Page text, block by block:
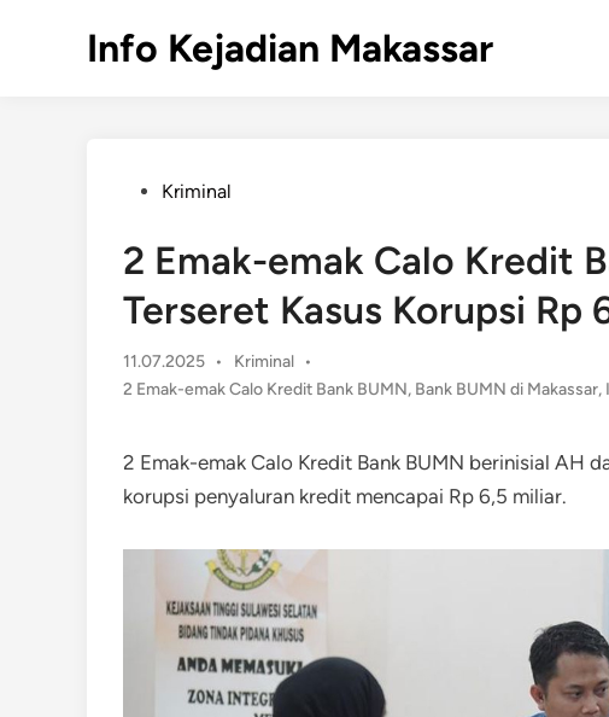
Info Kejadian Makassar
PostedKriminal
2 Emak-emak Calo Kredit
Terseret Kasus Korupsi Rp
11.07.2025 •
Posted
in
Kriminal
•
2 Emak-emak Calo Kredit Bank BUMN, Bank BUMN di Makassar,
2 Emak-emak Calo Kredit Bank BUMN berinisial AH
korupsi penyaluran kredit mencapai Rp 6,5 miliar.